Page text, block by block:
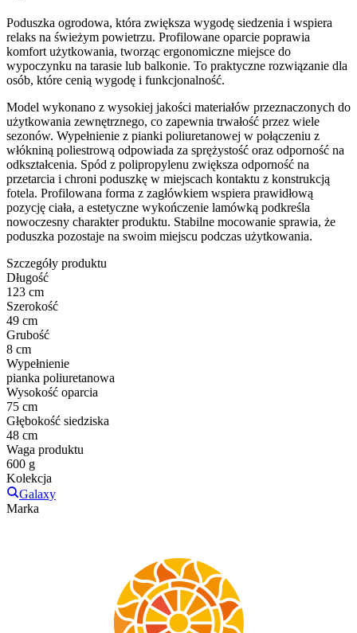
Poduszka ogrodowa, która zwiększa wygodę siedzenia i wspiera
relaks na świeżym powietrzu. Profilowane oparcie poprawia
komfort użytkowania, tworząc ergonomiczne miejsce do
wypoczynku na tarasie lub balkonie. To praktyczne rozwiązanie dla
osób, które cenią wygodę i funkcjonalność.
Model wykonano z wysokiej jakości materiałów przeznaczonych do
użytkowania zewnętrznego, co zapewnia trwałość przez wiele
sezonów. Wypełnienie z pianki poliuretanowej w połączeniu z
włókniną poliestrową odpowiada za sprężystość oraz odporność na
odkształcenia. Spód z polipropylenu zwiększa odporność na
przetarcia i chroni poduszkę w miejscach kontaktu z konstrukcją
fotela. Profilowana forma z zagłówkiem wspiera prawidłową
pozycję ciała, a estetyczne wykończenie lamówką podkreśla
nowoczesny charakter produktu. Stabilne mocowanie sprawia, że
poduszka pozostaje na swoim miejscu podczas użytkowania.
Szczegóły produktu
Długość
123 cm
Szerokość
49 cm
Grubość
8 cm
Wypełnienie
pianka poliuretanowa
Wysokość oparcia
75 cm
Głębokość siedziska
48 cm
Waga produktu
600 g
Kolekcja
Galaxy
Marka